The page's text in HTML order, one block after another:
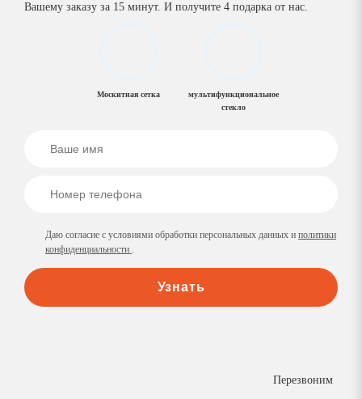
Вашему заказу за 15 минут. И получите 4 подарка от нас.
Москитная сетка
мультифункциональное
стекло
Даю согласие с условиями обработки персональных данных и политики
конфиденциальности .
Узнать
Перезвоним